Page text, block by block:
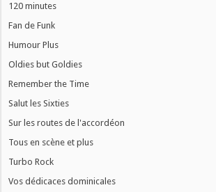
120 minutes
Fan de Funk
Humour Plus
Oldies but Goldies
Remember the Time
Salut les Sixties
Sur les routes de l'accordéon
Tous en scène et plus
Turbo Rock
Vos dédicaces dominicales